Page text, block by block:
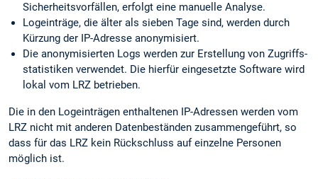
Sicherheits­vorfällen, erfolgt eine manuelle Analyse.
Logeinträge, die älter als sieben Tage sind, werden durch
Kürzung der IP-Adresse anonymisiert.
Die anonymisierten Logs werden zur Erstellung von Zugriffs­
statistiken verwendet. Die hierfür eingesetzte Software wird
lokal vom LRZ betrieben.
Die in den Logeinträgen enthaltenen IP-Adressen werden vom
LRZ nicht mit anderen Datenbeständen zusammengeführt, so
dass für das LRZ kein Rückschluss auf einzelne Personen
möglich ist.